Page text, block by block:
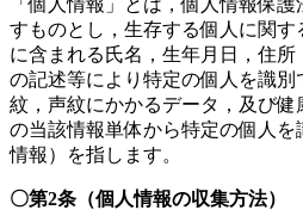
早
店
／
福
すものとし，生存する個人に関
に含まれる氏名，生年月日，住
の記述等により特定の個人を識
紋，声紋にかかるデータ，及び
の当該情報単体から特定の個人を
情報）を指します。
〇第2条（個人情報の収集方法）